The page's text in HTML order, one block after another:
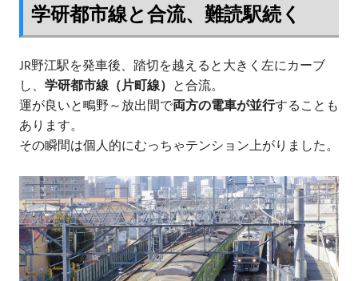
学研都市線と合流、難読駅続く
JR野江駅を発車後、踏切を越えると大きく左にカーブ
し、 学研都市線（片町線） と合流。
運が良いと鴫野～放出間で両方の電車が並行することも
あります。
その瞬間は個人的にむっちゃテンション上がりました。